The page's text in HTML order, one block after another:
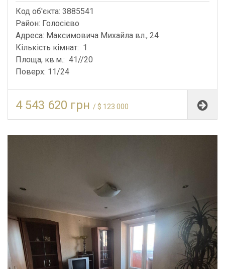
Код об'єкта: 3885541
Район: Голосієво
Адреса: Максимовича Михайла вл., 24
Кількість кімнат: 1
Площа, кв.м.: 41//20
Поверх: 11/24
4 543 620 грн / $ 123 000